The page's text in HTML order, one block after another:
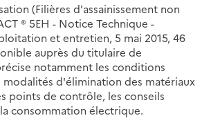
(Filières d'assainissement non
® 5EH - Notice Technique -
et entretien, 5 mai 2015, 46
auprès du titulaire de
notamment les conditions
d'élimination des matériaux
points de contrôle, les conseils
consommation électrique.